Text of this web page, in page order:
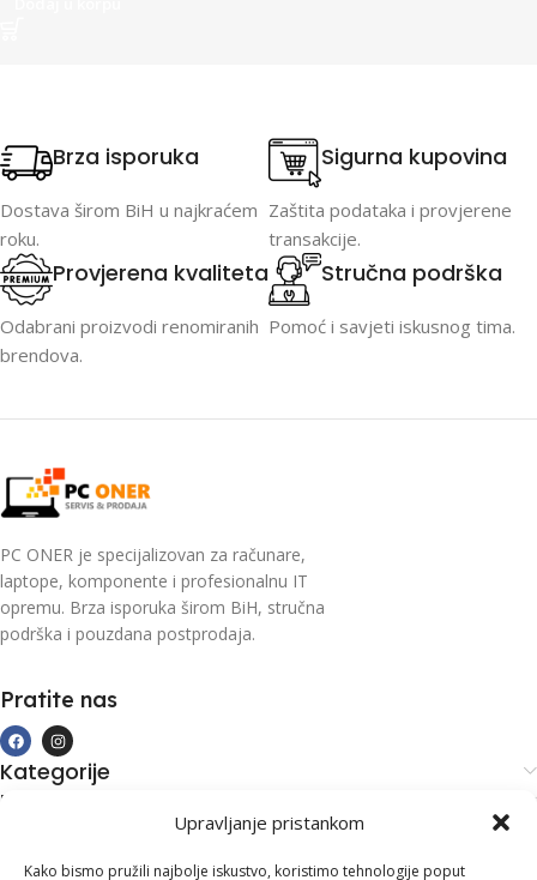
Upravljanje pristankom
Kako bismo pružili najbolje iskustvo, koristimo tehnologije poput
Brza isporuka
Dostava širom BiH u najkraćem
roku.
Sigurna kupovina
Zaštita podataka i provjerene
transakcije.
Provjerena kvaliteta
Odabrani proizvodi renomiranih
brendova.
Stručna podrška
Pomoć i savjeti iskusnog tima.
PC ONER je specijalizovan za računare,
laptope, komponente i profesionalnu IT
opremu. Brza isporuka širom BiH, stručna
podrška i pouzdana postprodaja.
Pratite nas
Kategorije
Kupovina i podrška
Kontakt informacije